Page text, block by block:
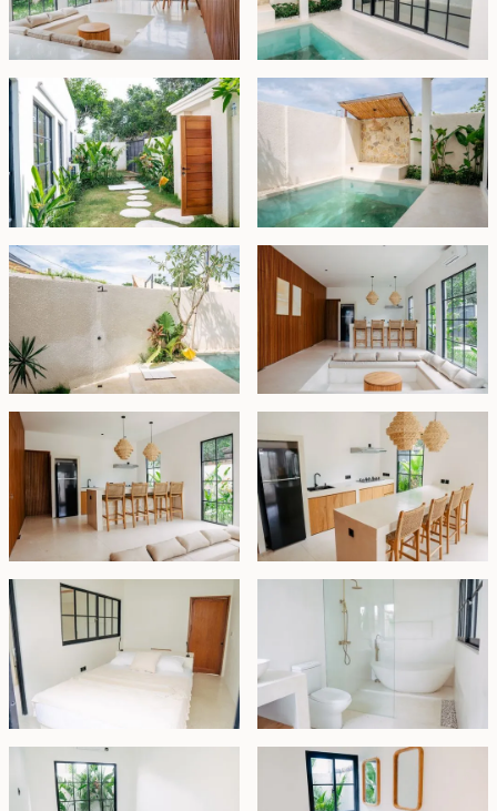
Ditawarkan dengan kondisi berperabot lengkap,
properti ini tersedia dengan sistem sewa hingga29
Juni 2049, dengan opsi prioritas untuk
memperpanjang selama 25 tahun lagi sesuai harga
pasar. Ini adalah peluang luar biasa bagi investor yang
mencari vila sewaan yang bergaya dan minim
perawatan di salah satu area dengan permintaan
Sewa - IDR 3.250.000.000